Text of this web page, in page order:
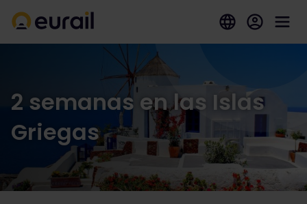
2 semanas en las Islas
Griegas